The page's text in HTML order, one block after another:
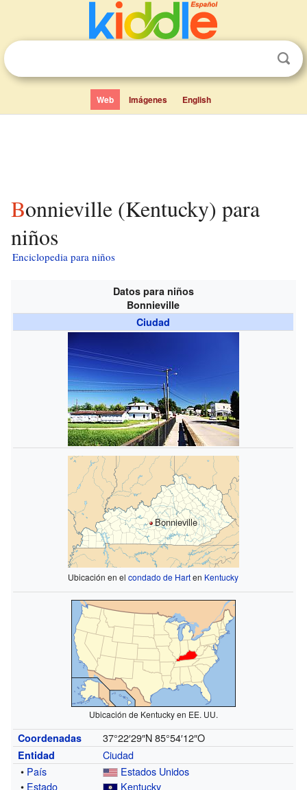
Web Imágenes English
Bonnieville (Kentucky) para
niños
Enciclopedia para niños
Datos para niños
Bonnieville
Ciudad
Bonnieville
Ubicación en elcondado de Harten Kentucky
Ubicación de Kentucky en EE. UU.
Coordenadas 37°22′29″N 85°54′12″O
Entidad
Ciudad
• País
Estados Unidos
• Estado
Kentucky